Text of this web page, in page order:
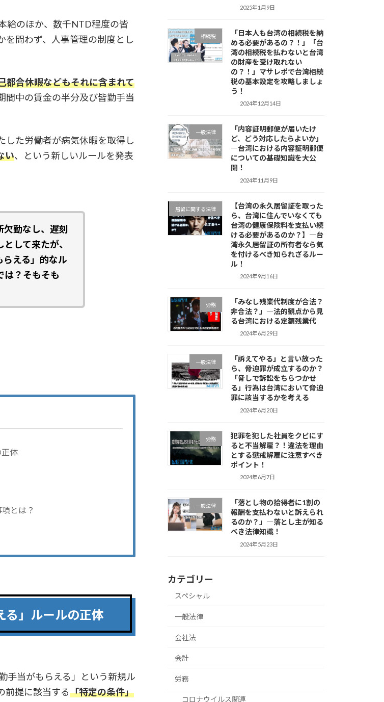
給のほか、数千NTD程度の皆
を問わず、人事管理の制度とし
都合休暇などもそれに含まれて
間中の賃金の半分及び皆勤手当
した労働者が病気休暇を取得し
い、という新しいルールを発表
勤なし、遅刻
して来たが、
らえる」的なル
は？そもそも
正体
とは？
る」ルールの正体
手当がもらえる」という新規ル
前提に該当する「特定の条件」
2025年1月9日
相続税
「日本人も台湾の相続税を納
める必要があるの？！」「台
湾の相続税を払わないと台湾
の財産を受け取れない
の？！」マサレポで台湾相続
税の基本設定を攻略しましょ
う！
2024年12月14日
一般法律
「内容証明郵便が届いたけ
ど、どう対応したらよいか」
―台湾における内容証明郵便
についての基礎知識を大公
開！
2024年11月9日
居留に関する法律
【台湾の永久居留証を取った
ら、台湾に住んでいなくても
台湾の健康保険料を支払い続
ける必要があるのか？】―台
湾永久居留証の所有者なら気
を付けるべき知られざるルー
ル！
2024年9月16日
労務
「みなし残業代制度が合法？
非合法？」―法的観点から見
る台湾における定額残業代
2024年6月29日
一般法律
「訴えてやる」と言い放った
ら、脅迫罪が成立するのか？
「脅しで訴訟をちらつかせ
る」行為は台湾において脅迫
罪に該当するかを考える
2024年6月20日
労務
犯罪を犯した社員をクビにす
ると不当解雇？！違法を理由
とする懲戒解雇に注意すべき
ポイント！
2024年6月7日
一般法律
「落とし物の拾得者に1割の
報酬を支払わないと訴えられ
るのか？」―落とし主が知る
べき法律知識！
2024年5月23日
カテゴリー
スペシャル
一般法律
会社法
会計
労務
コロナウイルス関連